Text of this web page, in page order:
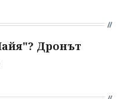
Дронът